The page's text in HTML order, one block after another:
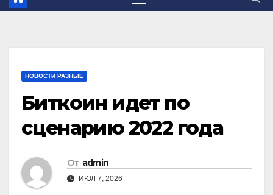
НОВОСТИ РАЗНЫЕ
Биткоин идет по
сценарию 2022 года
От admin
ИЮЛ 7, 2026